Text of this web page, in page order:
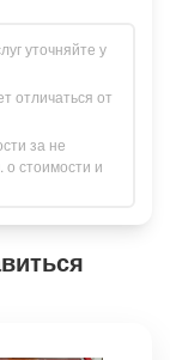
уточняйте у
отличаться от
за не
стоимости и